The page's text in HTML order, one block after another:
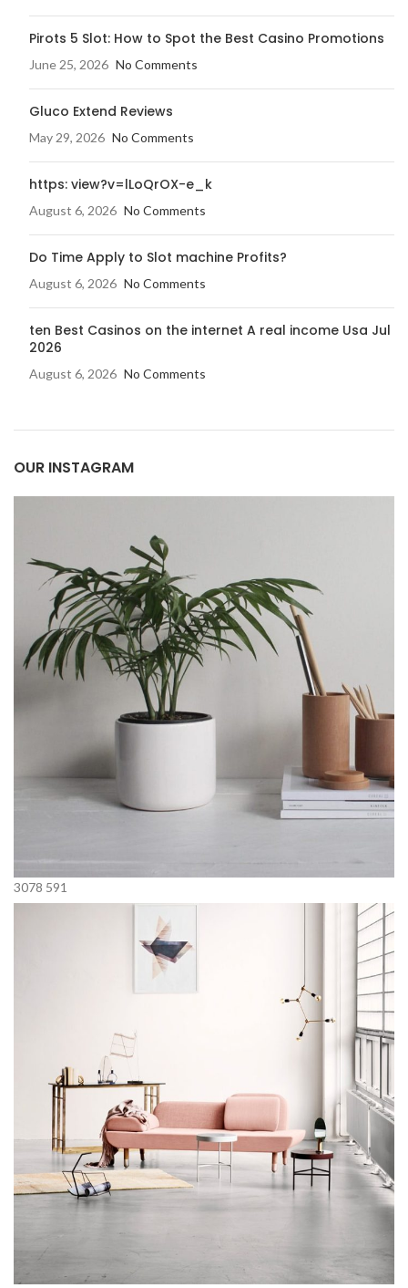
Pirots 5 Slot: How to Spot the Best Casino Promotions
June 25, 2026 No Comments
Gluco Extend Reviews
May 29, 2026 No Comments
https: view?v=lLoQrOX-e_k
August 6, 2026 No Comments
Do Time Apply to Slot machine Profits?
August 6, 2026 No Comments
ten Best Casinos on the internet A real income Usa Jul
2026
August 6, 2026 No Comments
OUR INSTAGRAM
3078 591